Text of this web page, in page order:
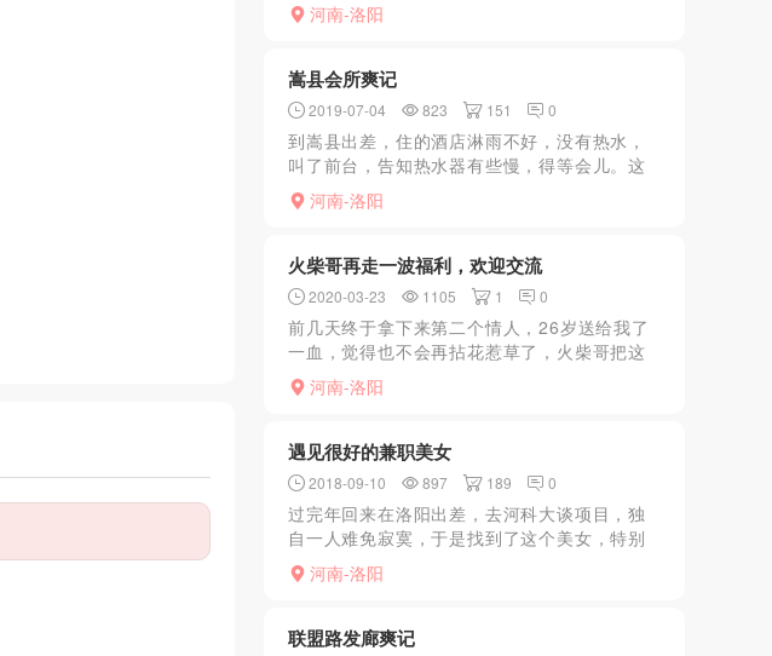
人选了56个才选个还凑合的，598套餐开干，
河南-洛阳
嵩县会所爽记
2019-07-04 823 151 0
到嵩县出差，住的酒店淋雨不好，没有热水，
叫了前台，告知热水器有些慢，得等会儿。这
不是扯蛋么，于是乎想起酒店旁边有家洗浴会
所，洗浴＋搓澡+按摩+足疗198大洋。随后直
河南-洛阳
火柴哥再走一波福利，欢迎交流
2020-03-23 1105 1 0
前几天终于拿下来第二个情人，26岁送给我了
一血，觉得也不会再拈花惹草了，火柴哥把这
几年的存货都给大家分享了，还会再分享几
波，兄弟们等着吧，这次分享五个，大家可以
河南-洛阳
遇见很好的兼职美女
2018-09-10 897 189 0
过完年回来在洛阳出差，去河科大谈项目，独
自一人难免寂寞，于是找到了这个美女，特别
是刚刚发生了让人觉得惨绝人寰的事，大过年
的被另一个在咱们论坛原来做兼职的给骗了，
河南-洛阳
联盟路发廊爽记